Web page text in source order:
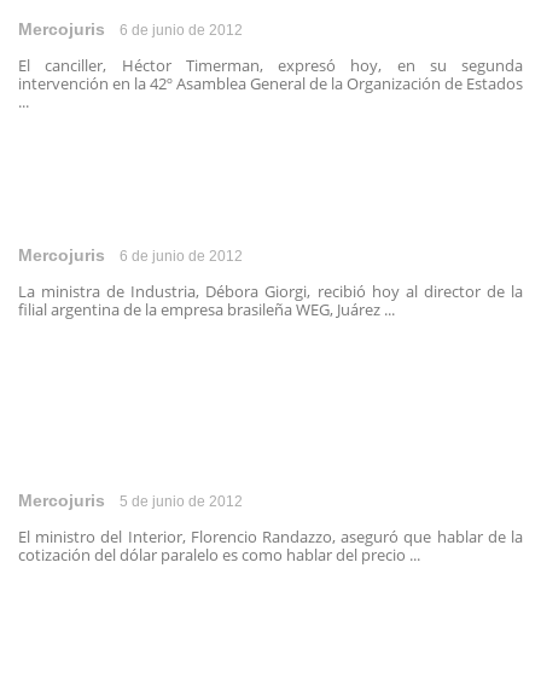
Mercojuris 6 de junio de 2012
El canciller, Héctor Timerman, expresó hoy, en su segunda
intervención en la 42º Asamblea General de la Organización de Estados
...
Mercojuris 6 de junio de 2012
La ministra de Industria, Débora Giorgi, recibió hoy al director de la
filial argentina de la empresa brasileña WEG, Juárez ...
Mercojuris 5 de junio de 2012
El ministro del Interior, Florencio Randazzo, aseguró que hablar de la
cotización del dólar paralelo es como hablar del precio ...